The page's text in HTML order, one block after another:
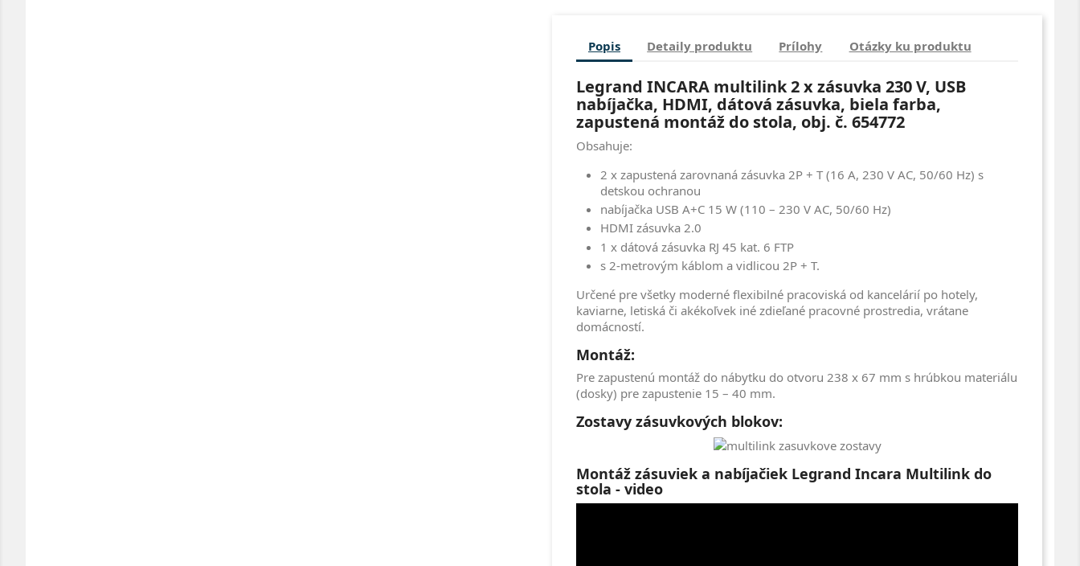
Popis Detaily produktu Prílohy Otázky ku produktu
Legrand INCARA multilink 2 x zásuvka 230 V, USB
nabíjačka, HDMI, dátová zásuvka, biela farba,
zapustená montáž do stola, obj. č. 654772
Obsahuje:
2 x zapustená zarovnaná zásuvka 2P + T (16 A, 230 V AC, 50/60 Hz) s
detskou ochranou
nabíjačka USB A+C 15 W (110 – 230 V AC, 50/60 Hz)
HDMI zásuvka 2.0
1 x dátová zásuvka RJ 45 kat. 6 FTP
s 2-metrovým káblom a vidlicou 2P + T.
Určené pre všetky moderné flexibilné pracoviská od kancelárií po hotely,
kaviarne, letiská či akékoľvek iné zdieľané pracovné prostredia, vrátane
domácností.
Montáž:
Pre zapustenú montáž do nábytku do otvoru 238 x 67 mm s hrúbkou materiálu
(dosky) pre zapustenie 15 – 40 mm.
Zostavy zásuvkových blokov:
Montáž zásuviek a nabíjačiek Legrand Incara Multilink do
stola - video